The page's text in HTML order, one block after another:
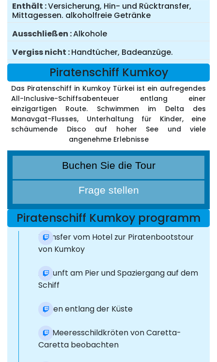
Enthält Versicherung, Hin- und Rücktransfer,
Mittagessen. alkoholfreie Getränke
Ausschließen Alkohole
Vergiss nicht Handtücher, Badeanzüge.
Piratenschiff Kumkoy
Das Piratenschiff in Kumkoy Türkei ist ein aufregendes
All-Inclusive-Schiffsabenteuer entlang einer
einzigartigen Route. Schwimmen im Delta des
Manavgat-Flusses, Unterhaltung für Kinder, eine
schäumende Disco auf hoher See und viele
angenehme Erlebnisse
Buchen Sie die Tour
Frage stellen
Piratenschiff Kumkoy programm
Transfer vom Hotel zur Piratenbootstour
von Kumkoy
Ankunft am Pier und Spaziergang auf dem
Schiff
Reisen entlang der Küste
Die Meeresschildkröten von Caretta-
Caretta beobachten